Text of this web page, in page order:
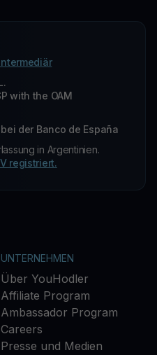
with the OAM
der Banco de España
in Argentinien.
registriert.
UNTERNEHMEN
Über YouHodler
Affiliate Program
Ambassador Program
Careers
Presse und Medien